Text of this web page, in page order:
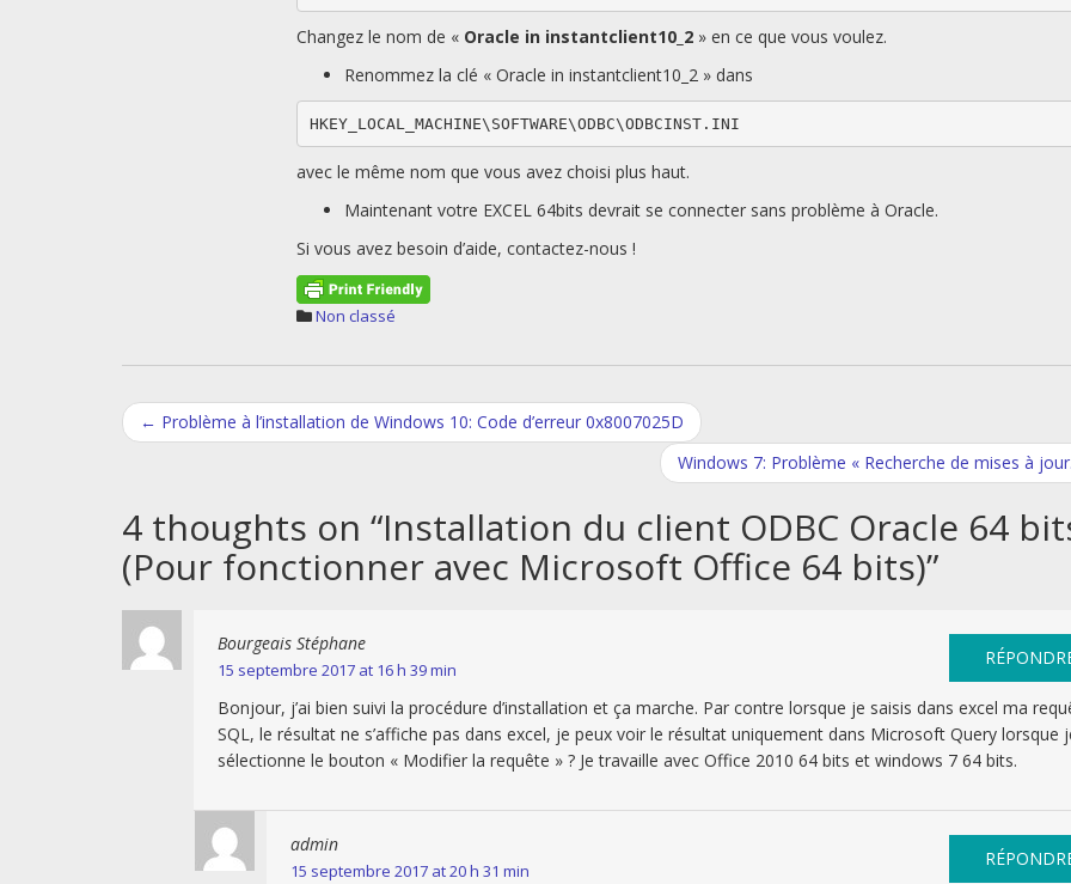
Changez le nom de « Oracle in instantclient10_2 » en ce que vous voulez.
Renommez la clé « Oracle in instantclient10_2 » dans
HKEY_LOCAL_MACHINE\SOFTWARE\ODBC\ODBCINST.INI
avec le même nom que vous avez choisi plus haut.
Maintenant votre EXCEL 64bits devrait se connecter sans problème à Oracle.
Si vous avez besoin d’aide, contactez-nous !
Non classé
Post
← Problème à l’installation de Windows 10: Code d’erreur 0x8007025D
Windows 7: Problème « Recherche de mises à
4 thoughts on “Installation du client ODBC Oracle 64
(Pour fonctionner avec Microsoft Office 64 bits)”
Bourgeais Stéphane
15 septembre 2017 at 16 h 39 min
Bonjour, j’ai bien suivi la procédure d’installation et ça marche. Par contre lorsque je saisis dans excel ma
SQL, le résultat ne s’affiche pas dans excel, je peux voir le résultat uniquement dans Microsoft Query lorsque
sélectionne le bouton « Modifier la requête » ? Je travaille avec Office 2010 64 bits et windows 7 64 bits.
admin
15 septembre 2017 at 20 h 31 min